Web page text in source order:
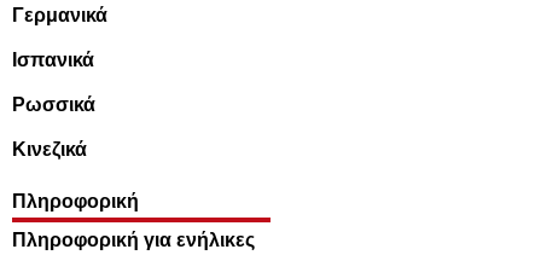
Γερμανικά
Ισπανικά
Ρωσσικά
Κινεζικά
Πληροφορική
Πληροφορική για ενήλικες